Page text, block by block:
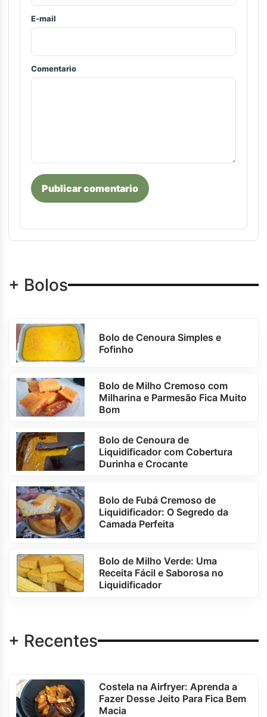
E-mail
Comentario
Publicar comentario
+ Bolos
Bolo de Cenoura Simples e
Fofinho
Bolo de Milho Cremoso com
Milharina e Parmesão Fica Muito
Bom
Bolo de Cenoura de
Liquidificador com Cobertura
Durinha e Crocante
Bolo de Fubá Cremoso de
Liquidificador: O Segredo da
Camada Perfeita
Bolo de Milho Verde: Uma
Receita Fácil e Saborosa no
Liquidificador
+ Recentes
Costela na Airfryer: Aprenda a
Fazer Desse Jeito Para Fica Bem
Macia